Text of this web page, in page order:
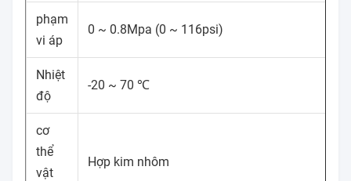
phạm
vi áp
0 ~ 0.8Mpa (0 ~ 116psi)
Nhiệt
độ
-20 ~ 70 ℃
cơ
thể
vật
Hợp kim nhôm